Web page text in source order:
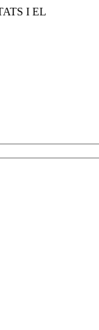
I EL